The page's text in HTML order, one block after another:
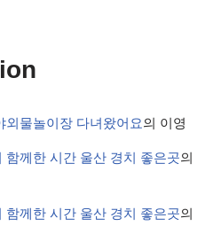
외물놀이장 다녀왔어요의 이영
께한 시간 울산 경치 좋은곳의
께한 시간 울산 경치 좋은곳의